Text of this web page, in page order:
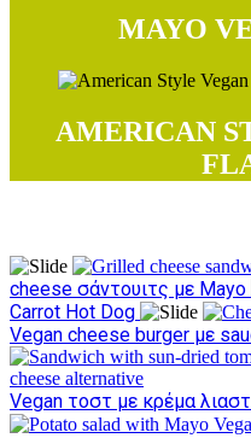
MAYO
AMERICAN
cheese σάντουιτς με Mayo
Carrot Hot Dog
Vegan cheese burger με
Vegan τοστ με κρέμα